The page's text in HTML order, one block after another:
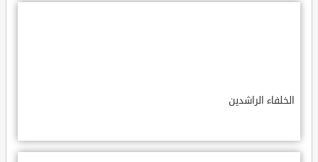
الخلفاء الراشدين